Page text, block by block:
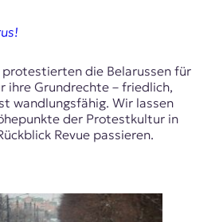
die Belarussen für
ihre Grundrechte – friedlich,
wandlungsfähig. Wir lassen
der Protestkultur in
Revue passieren.